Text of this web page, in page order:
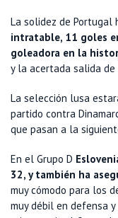
La solidez de Portugal
intratable, 11 goles
goleadora en la
y la acertada salida de
La selección lusa
partido contra
que pasan a la
En el Grupo D
32, y también ha
muy cómodo para los
muy débil en defensa